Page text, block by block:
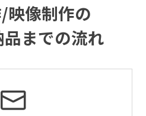
映像制作の
までの流れ